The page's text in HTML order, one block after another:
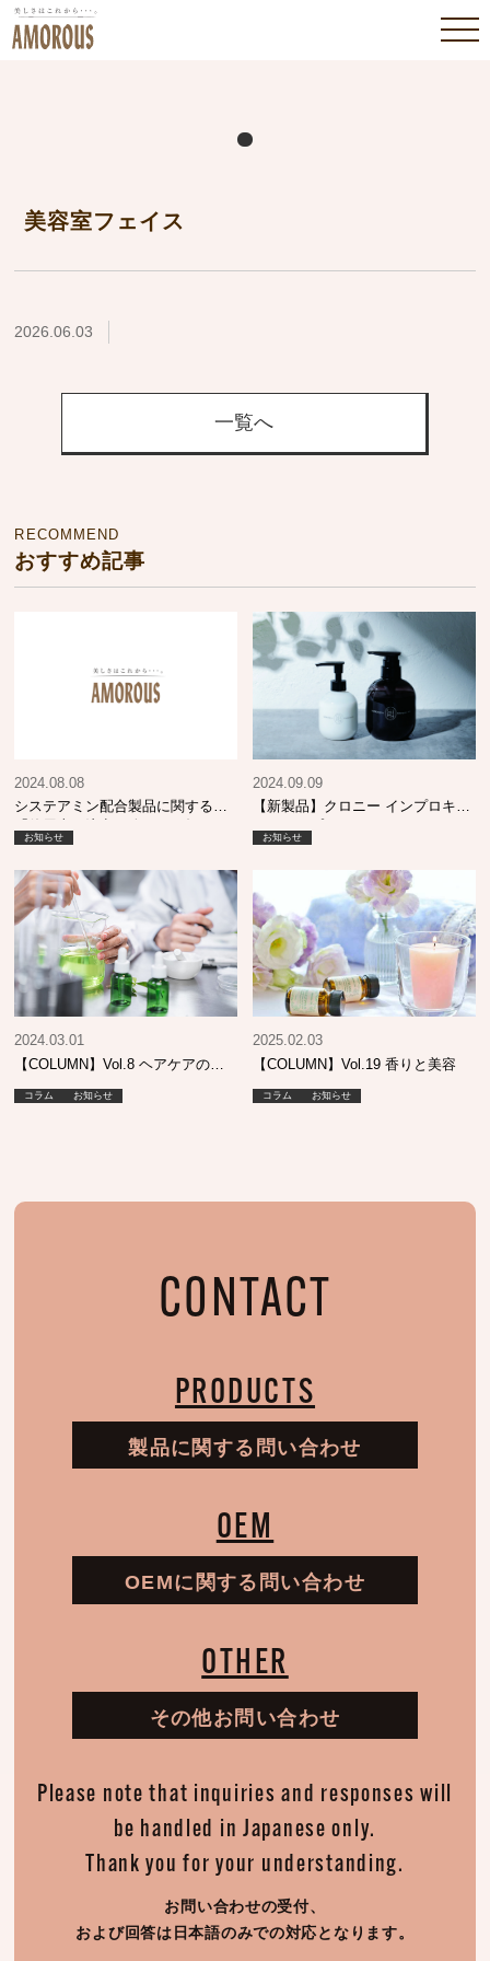
美容室フェイス
2026.06.03
一覧へ
RECOMMEND
おすすめ記事
システアミン配合製品に関する
2024.08.08
お知らせ
【新製品】クロニー インプロキュ
SI
2024.09.09
お知らせ
【COLUMN】Vol.8 ヘアケアの…
2024.03.01
コラム お知らせ
【COLUMN】Vol.19 香りと美容
2025.02.03
コラム お知らせ
CONTACT
PRODUCTS
製品に関する問い合わせ
OEM
OEMに関する問い合わせ
OTHER
その他お問い合わせ
Please note that inquiries and responses will
be handled in Japanese only.
Thank you for your understanding.
お問い合わせの受付、
および回答は日本語のみでの対応となります。